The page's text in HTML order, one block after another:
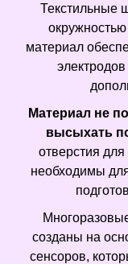
Текстильные
материал
Материал не
высыхать
отверстия
необходимы
созданы на
сенсоров,